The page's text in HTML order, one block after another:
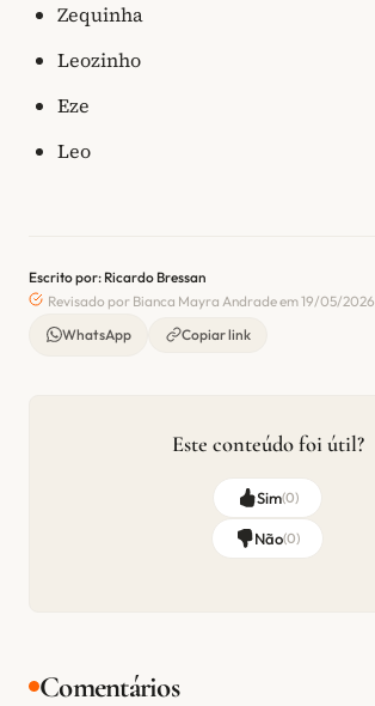
Zequinha
Leozinho
Eze
Leo
Escrito por: Ricardo Bressan
Revisado por Bianca Mayra Andrade em 19/05/2026
WhatsApp
Copiar link
Este conteúdo foi útil?
Sim(0)
Não(0)
Comentários